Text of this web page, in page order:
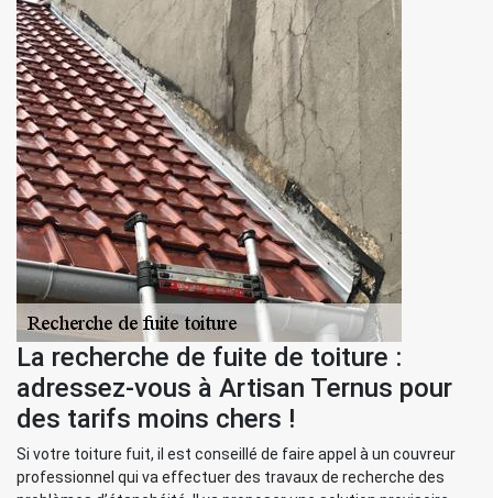
La recherche de fuite de toiture :
adressez-vous à Artisan Ternus pour
des tarifs moins chers !
Si votre toiture fuit, il est conseillé de faire appel à un couvreur
professionnel qui va effectuer des travaux de recherche des